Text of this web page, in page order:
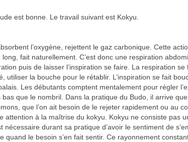
est bonne. Le travail suivant est Kokyu.
l’oxygène, rejettent le gaz carbonique. Cette
fait naturellement. C’est donc une respiration
puis de laisser l’inspiration se faire. La respiration
utiliser la bouche pour le rétablir. L’inspiration se fait
Les débutants comptent mentalement pour régler
que le nombril. Dans la pratique du Budo, il arrive que
que l’on ait besoin de le rejeter rapidement ou au
attention à la maîtrise du kokyu. Kokyu ne consiste pas
durant sa pratique d’avoir le sentiment de
quand le besoin s’en fait sentir. Ce rayonnement